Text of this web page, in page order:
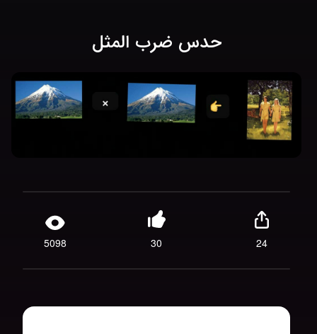
حدس ضرب المثل
5098 30 24